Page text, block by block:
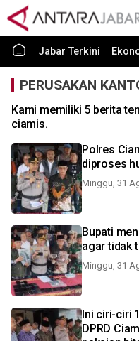
Jabar Terkini
PERUSAKAN
Kami memiliki 5 berita
ciamis.
Polres
diproses
Minggu, 31
Bupati
agar tidak
Minggu, 31
Ini ciri-ciri
DPRD